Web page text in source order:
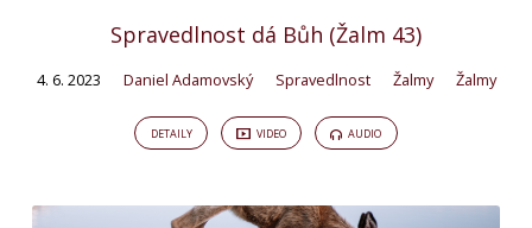
Spravedlnost dá Bůh (Žalm 43)
4. 6. 2023 Daniel Adamovský Spravedlnost Žalmy Žalmy
DETAILY VIDEO AUDIO